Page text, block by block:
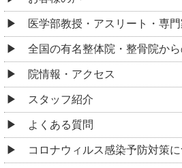
お悩み別コース紹介
腰痛
肩こり
頭痛
めまい
耳鳴り
自律神経失調症